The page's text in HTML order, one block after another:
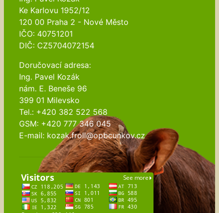
Ke Karlovu 1952/12
120 00 Praha 2 - Nové Město
IČO: 40751201
DIČ: CZ5704072154
Doručovací adresa:
Ing. Pavel Kozák
nám. E. Beneše 96
399 01 Milevsko
Tel.: +420 382 522 568
GSM: +420 777 346 045
E-mail: kozak.froll@opbcunkov.cz